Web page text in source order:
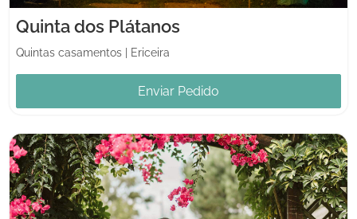
Quinta dos Plátanos
Quintas casamentos Ericeira
Enviar Pedido